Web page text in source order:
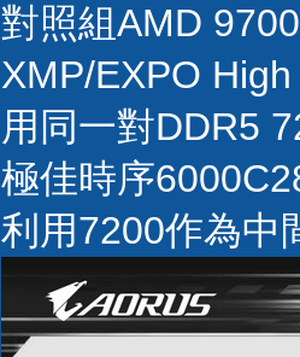
對照組AMD
XMP/EXPO
用同一對DDR5
極佳時序
利用7200作為中